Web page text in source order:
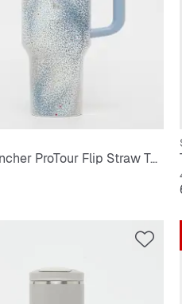
The Quencher ProTour Flip Straw Tumbler | 1,2L